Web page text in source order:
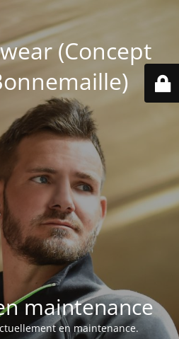
(Concept
maintenance
en maintenance.